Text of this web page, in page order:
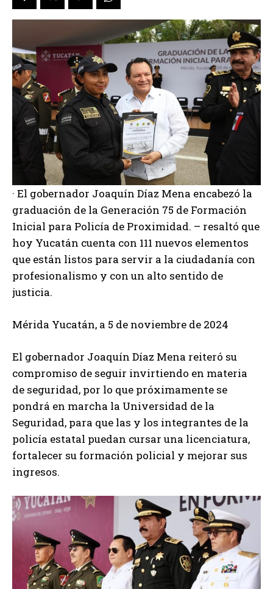
· El gobernador Joaquín Díaz Mena encabezó la
graduación de la Generación 75 de Formación
Inicial para Policía de Proximidad. – resaltó que
hoy Yucatán cuenta con 111 nuevos elementos
que están listos para servir a la ciudadanía con
profesionalismo y con un alto sentido de
justicia.
Mérida Yucatán, a 5 de noviembre de 2024
El gobernador Joaquín Díaz Mena reiteró su
compromiso de seguir invirtiendo en materia
de seguridad, por lo que próximamente se
pondrá en marcha la Universidad de la
Seguridad, para que las y los integrantes de la
policía estatal puedan cursar una licenciatura,
fortalecer su formación policial y mejorar sus
ingresos.